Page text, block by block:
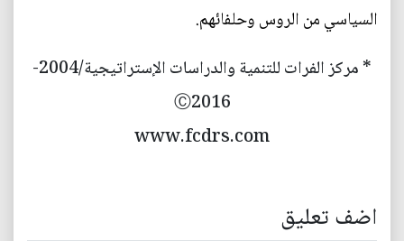
السياسي من الروس وحلفائهم.
* مركز الفرات للتنمية والدراسات الإستراتيجية/2004-
Ⓒ2016
www.fcdrs.com
اضف تعليق